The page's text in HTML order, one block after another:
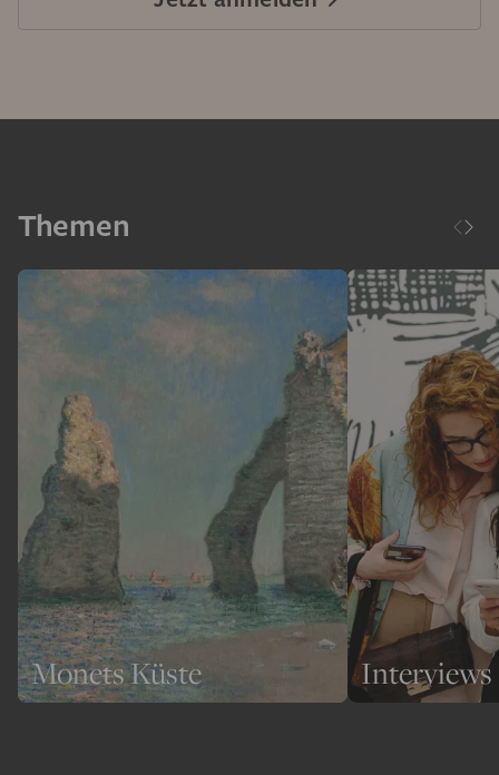
Themen
Monets Küste Interviews